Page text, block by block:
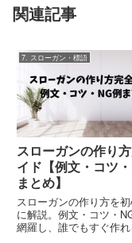
関連記事
7. スローガン・標語
スローガンの作り
イド【例文・コツ
まとめ】
スローガンの作り方を
に解説。例文・コツ・
網羅し、誰でもすぐ作